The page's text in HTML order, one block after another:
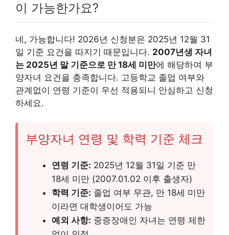
이 가능한가요?
네, 가능합니다! 2026년 신청분은 2025년 12월 31
일 기준 요건을 따지기 때문입니다. 2007년생 자녀
는 2025년 말 기준으로 만 18세 미만에 해당하여 부
양자녀 요건을 충족합니다. 고등학교 졸업 여부와
관계없이 연령 기준이 우선 적용되니 안심하고 신청
하세요.
부양자녀 연령 및 학력 기준 체크
연령 기준: 2025년 12월 31일 기준 만
18세 미만 (2007.01.02 이후 출생자)
학력 기준: 졸업 여부 무관, 만 18세 미만
이라면 대학생이어도 가능
예외 사항: 중증장애인 자녀는 연령 제한